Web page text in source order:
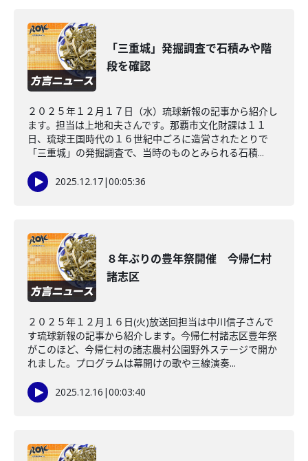
「三重城」発掘調査で石積みや階
段を確認
２０２５年１２月１７日（水）琉球新報の記事から紹介し
ます。担当は上地和夫さんです。那覇市文化財課は１１
日、琉球王国時代の１６世紀中ごろに造営されたとりで
「三重城」の発掘調査で、当時のものとみられる石積...
2025.12.17|00:05:36
８年ぶりの豊年祭開催 今帰仁村
諸志区
２０２５年１２月１６日(火)放送回担当は中川信子さんで
す琉球新報の記事から紹介します。今帰仁村諸志区豊年祭
がこのほど、今帰仁村の諸志農村公園野外ステージで開か
れました。プログラムは幕開けの歌や三線演奏...
2025.12.16 |00:03:40